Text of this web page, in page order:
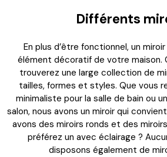
Différents
En plus d’être fonctionnel, un
élément décoratif de votre maison.
trouverez une large collection de
tailles, formes et styles. Que vous
minimaliste pour la salle de bain ou
salon, nous avons un miroir qui
avons des miroirs ronds et des
préférez un avec éclairage ?
disposons également de